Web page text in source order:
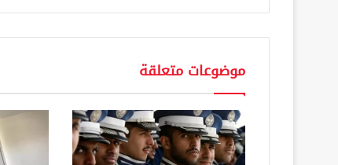
موضوعات متعلقة